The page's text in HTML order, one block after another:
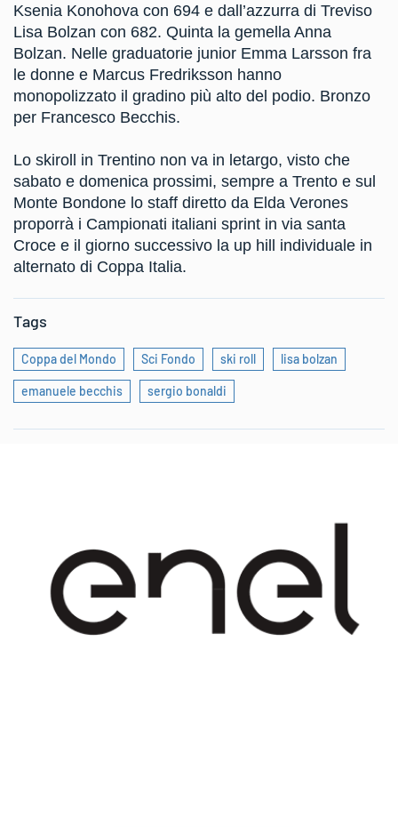
Ksenia Konohova con 694 e dall’azzurra di Treviso
Lisa Bolzan con 682. Quinta la gemella Anna
Bolzan. Nelle graduatorie junior Emma Larsson fra
le donne e Marcus Fredriksson hanno
monopolizzato il gradino più alto del podio. Bronzo
per Francesco Becchis.
Lo skiroll in Trentino non va in letargo, visto che
sabato e domenica prossimi, sempre a Trento e sul
Monte Bondone lo staff diretto da Elda Verones
proporrà i Campionati italiani sprint in via santa
Croce e il giorno successivo la up hill individuale in
alternato di Coppa Italia.
Tags
Coppa del Mondo Sci Fondo ski roll lisa bolzan
emanuele becchis sergio bonaldi